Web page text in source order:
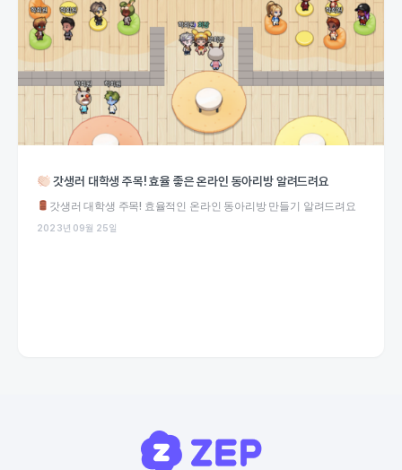
갓생러 대학생 주목! 효율 좋은 온라인 동아리방 알려드려요
갓생러 대학생 주목! 효율적인 온라인 동아리방 만들기 알려드려요
2023년 09월 25일